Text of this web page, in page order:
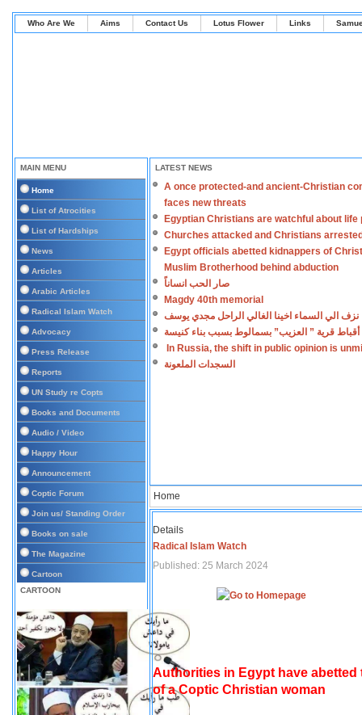
Who Are We Aims Contact Us Lotus Flower Links
MAIN MENU
Home
List of Atrocities
List of Hardships
News
Articles
Arabic Articles
Radical Islam Watch
Advocacy
Press Release
Reports
UN Study re Copts
Books and Documents
Audio / Video
Happy Hour
Announcement
Coptic Forum
Join us/ Standing Order
Books on sale
The Magazine
Cartoon
CARTOON
LATEST NEWS
A once protected-and ancient-Christian
faces new threats
Egyptian Christians are watchful about life
Churches attacked and Christians
Egypt officials abetted kidnappers of
Muslim Brotherhood behind abduction
صار الحب انساناً
Magdy 40th memorial
نزف الي السماء اخينا الغالي الراحل مجدي يوسف
أقباط قرية ” العزيب” بسمالوط بسبب بناء كنيسة
In Russia, the shift in public opinion is
السجدات الملعونة
Home
Details
Radical Islam Watch
Published: 25 March 2024
Authorities in Egypt have
of a Coptic Christian woman